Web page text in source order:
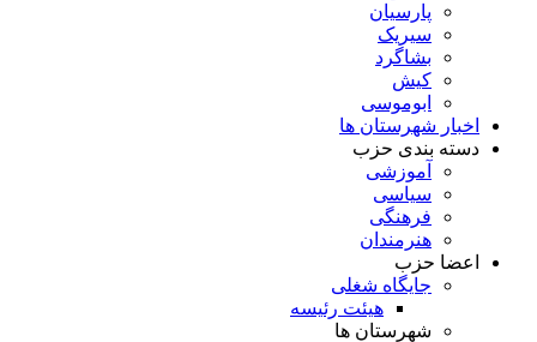
پارسیان
سیریک
بشاگرد
کیش
ابوموسی
اخبار شهرستان ها
دسته بندی حزب
آموزشی
سیاسی
فرهنگی
هنرمندان
اعضا حزب
جایگاه شغلی
هیئت رئیسه
شهرستان ها